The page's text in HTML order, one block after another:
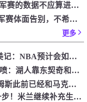
[今日视频]你认同吗❓️CBS嘉宾：季军赛的数据不应算进去，
【好看推荐】队报：德尚决心在季军赛体面告别，不希望以两连败收
更多
【体育资讯】詹姆斯已做出决定~美记：NBA预计会如期公布新赛
【集锦】没有老詹！帕金斯此前开喷：湖人靠东契奇和里夫斯没人会
[体育头条]多年夏季训练搭子！詹姆斯此前已经和马克西一同训练
【有道理嘛?】签字只是最简单的一步！米兰继续补充生力军！